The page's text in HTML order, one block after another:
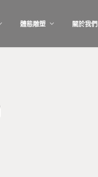
體態雕塑 關於我們